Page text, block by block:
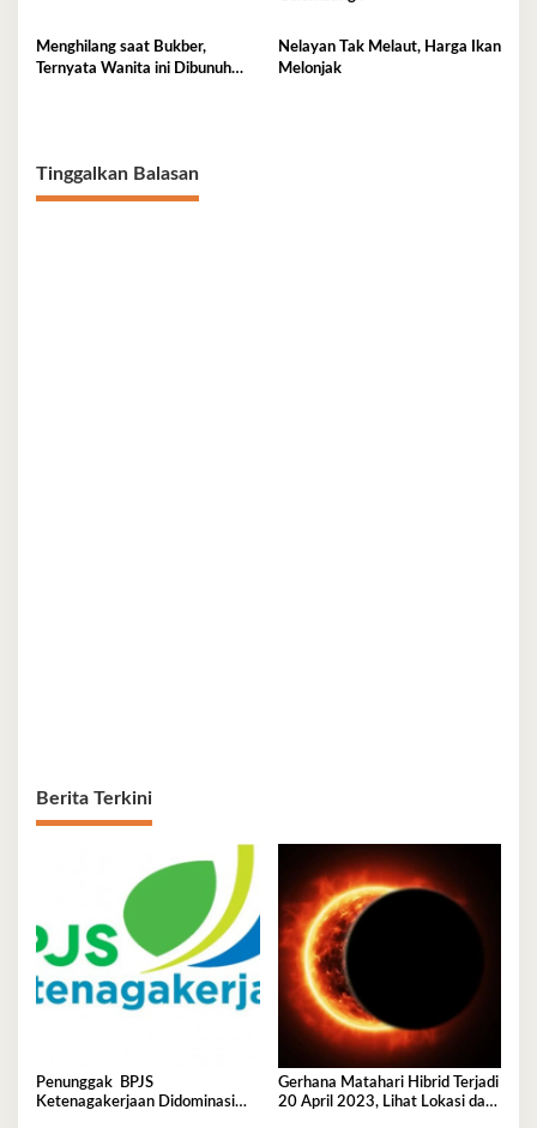
Menghilang saat Bukber,
Ternyata Wanita ini Dibunuh
Nelayan Tak Melaut, Harga Ikan
Melonjak
Tinggalkan Balasan
Berita Terkini
Penunggak BPJS
Ketenagakerjaan Didominasi
Gerhana Matahari Hibrid Terjadi
20 April 2023, Lihat Lokasi dan